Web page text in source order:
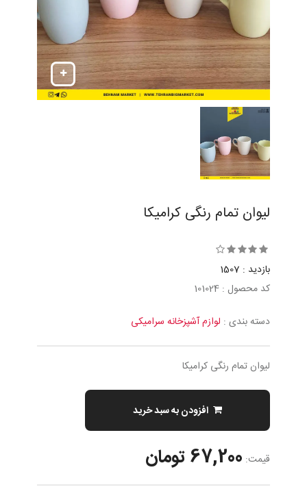
لیوان تمام رنگی کرامیکا
بازدید : 1507
کد محصول : 101024
دسته بندی : لوازم آشپزخانه سرامیکی
لیوان تمام رنگی کرامیکا
افزودن به سبد خرید
قیمت: 67,200 تومان